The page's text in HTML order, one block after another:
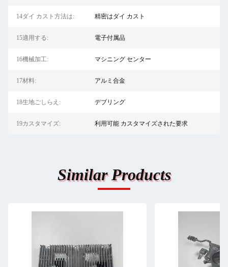
14ダイ カスト方法は: 精密はダイ カスト
15適用する: 電子付属品
16機械加工: マシニング センター
17材料: アルミ合金
18生地ごしらえ: デブリング
19カスタマイズ: 利用可能 カスタマイズされた要求
Similar Products